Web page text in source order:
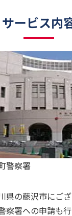
サービス内
察署
県の藤沢市にご
察署への申請も行